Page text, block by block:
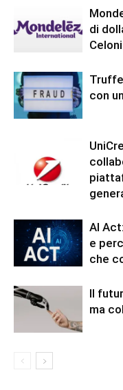
di
con
AI
e
che
Il
ma